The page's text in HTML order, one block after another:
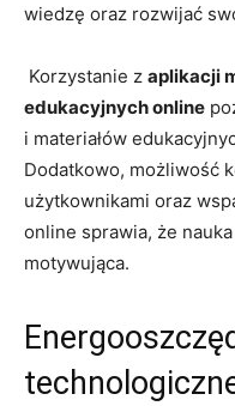
wiedzę ⁤oraz rozwijać
‌ Korzystanie z aplikacji
edukacyjnych online
i materiałów
Dodatkowo, możliwość
użytkownikami oraz
online sprawia, że
motywująca.